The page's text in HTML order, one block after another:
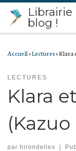
Passer au contenu
Librairie
blog !
Accueil»Lectures»Klara
LECTURES
Klara
par hirondelles |